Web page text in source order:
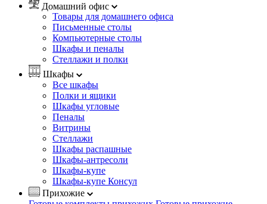
Домашний офис
Товары для домашнего офиса
Письменные столы
Компьютерные столы
Шкафы и пеналы
Стеллажи и полки
Шкафы
Все шкафы
Полки и ящики
Шкафы угловые
Пеналы
Витрины
Стеллажи
Шкафы распашные
Шкафы-антресоли
Шкафы-купе
Шкафы-купе Консул
Прихожие